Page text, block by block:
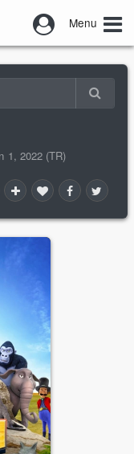
Menu
1, 2022 (TR)